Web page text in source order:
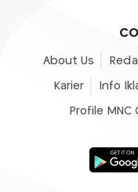
About Us
Karier Info
Profile MNC